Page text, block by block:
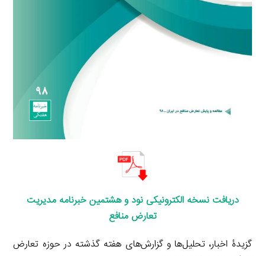
دریافت نسخه الکترونیکی نود وهشتمینخبرنامه مدیریت
تعارض منافع
گزیدۀ اخبار، تحلیل‌ها و گزارش‌های هفته گذشته در حوزه تعارض